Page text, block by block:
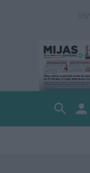
search person